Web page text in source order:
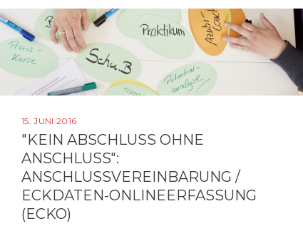
content
15.
Juni
2016
15. JUNI 2016
"KEIN ABSCHLUSS OHNE
ANSCHLUSS":
ANSCHLUSSVEREINBARUNG /
ECKDATEN-ONLINEERFASSUNG
(ECKO)